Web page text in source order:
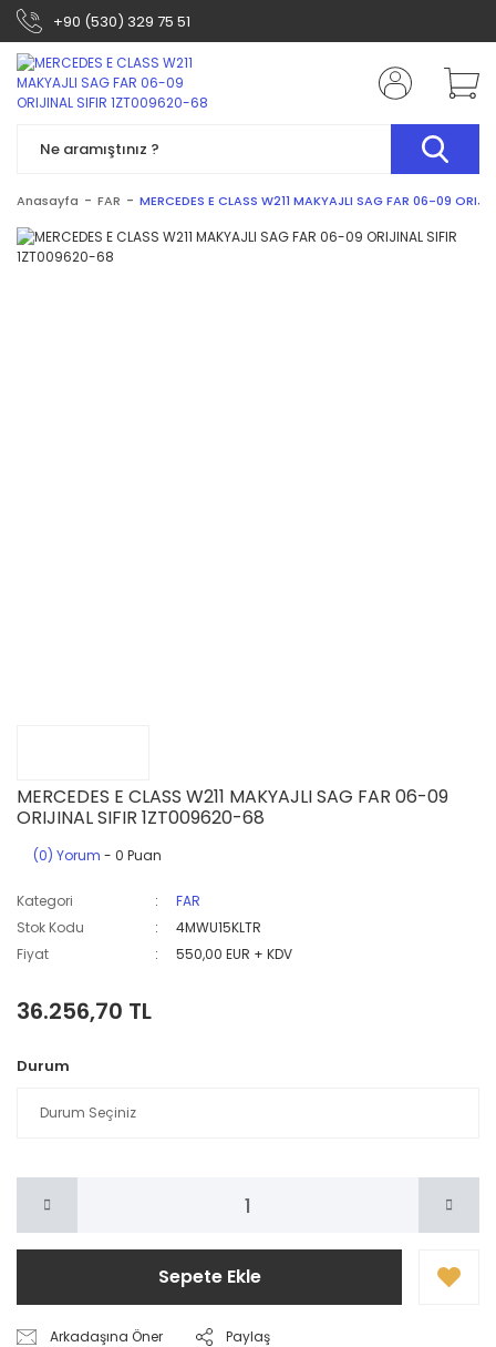
+90 (530) 329 75 51
Anasayfa FAR MERCEDES E CLASS W211 MAKYAJLI SAG FAR 06-09
MERCEDES E CLASS W211 MAKYAJLI SAG FAR 06-09
ORIJINAL SIFIR 1ZT009620-68
(0) Yorum - 0 Puan
Kategori
FAR
Stok Kodu
4MWU15KLTR
Fiyat
550,00 EUR + KDV
36.256,70 TL
Durum
Sepete Ekle
Arkadaşına Öner Paylaş